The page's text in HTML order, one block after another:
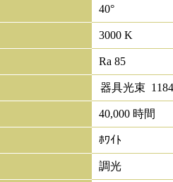
40°
3000 K
Ra 85
器具光束
40,000 時間
ﾎﾜｲﾄ
調光